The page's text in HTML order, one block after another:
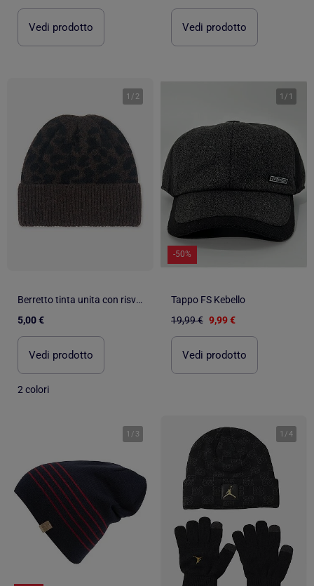
Vedi prodotto Vedi prodotto
1 / 2
Berretto tinta unita con risvolto
5,00 €
Vedi prodotto
2 colori
1 / 1
-50%
Tappo FS Kebello
19,99 € 9,99 €
Vedi prodotto
1 / 3 1 /4